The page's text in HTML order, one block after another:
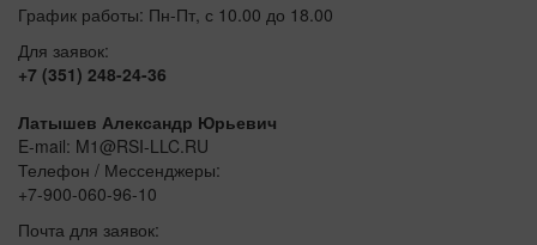
График работы: Пн-Пт, с 10.00 до 18.00
Для заявок:
+7 (351) 248-24-36
Латышев Александр Юрьевич
E-mail: M1@RSI-LLC.RU
Телефон / Мессенджеры:
+7-900-060-96-10
Почта для заявок: